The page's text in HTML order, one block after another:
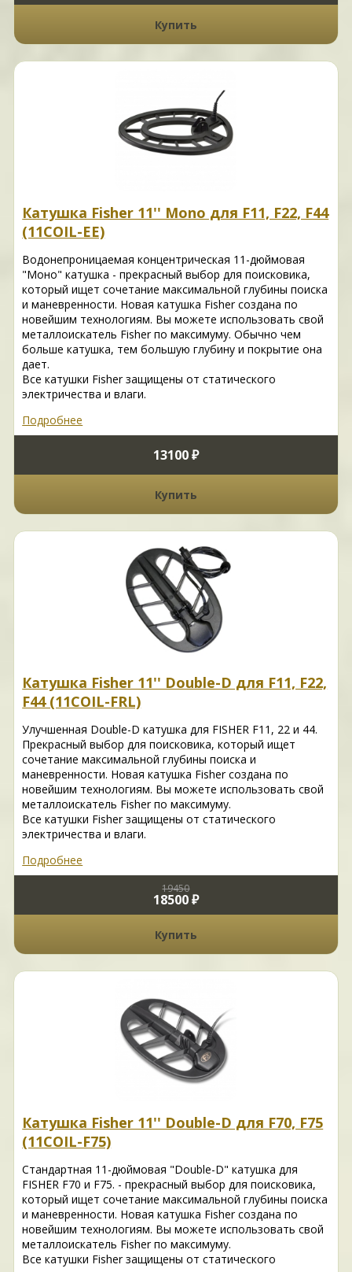
Купить
Катушка Fisher 11'' Mono для F11, F22, F44
(11COIL-EE)
Водонепроницаемая концентрическая 11-дюймовая
"Моно" катушка - прекрасный выбор для поисковика,
который ищет сочетание максимальной глубины поиска
и маневренности. Новая катушка Fisher создана по
новейшим технологиям. Вы можете использовать свой
металлоискатель Fisher по максимуму. Обычно чем
больше катушка, тем большую глубину и покрытие она
дает.
Все катушки Fisher защищены от статического
электричества и влаги.
Подробнее
13100 ₽
Купить
Катушка Fisher 11'' Double-D для F11, F22,
F44 (11COIL-FRL)
Улучшенная Double-D катушка для FISHER F11, 22 и 44.
Прекрасный выбор для поисковика, который ищет
сочетание максимальной глубины поиска и
маневренности. Новая катушка Fisher создана по
новейшим технологиям. Вы можете использовать свой
металлоискатель Fisher по максимуму.
Все катушки Fisher защищены от статического
электричества и влаги.
Подробнее
19450
18500 ₽
Купить
Катушка Fisher 11'' Double-D для F70, F75
(11COIL-F75)
Стандартная 11-дюймовая "Double-D" катушка для
FISHER F70 и F75. - прекрасный выбор для поисковика,
который ищет сочетание максимальной глубины поиска
и маневренности. Новая катушка Fisher создана по
новейшим технологиям. Вы можете использовать свой
металлоискатель Fisher по максимуму.
Все катушки Fisher защищены от статического